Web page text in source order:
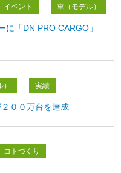
イベント 車（モデル）
「DN PRO CARGO」
実績
００万台を達成
コトづくり